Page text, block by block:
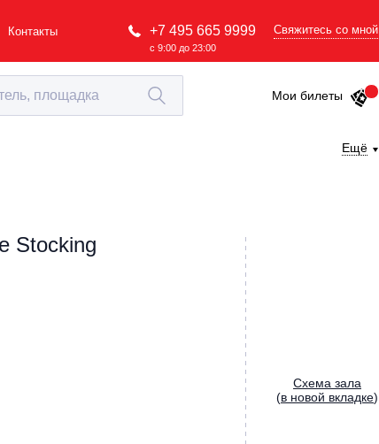
Контакты +7 495 665 9999
с 9:00 до 23:00
Свяжитесь со мной
Мои билеты
Ещё
Stocking
Cхема зала
(в новой вкладке)